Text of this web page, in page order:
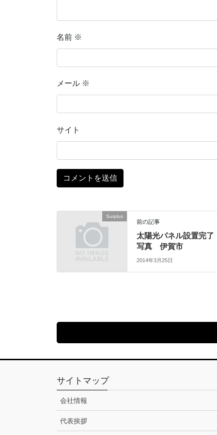
名前 ※
メール ※
サイト
Surplus
前の記事
太陽光パネル設置完了
写真 伊賀市
2014年3月25日
サイトマップ
会社情報
代表挨拶